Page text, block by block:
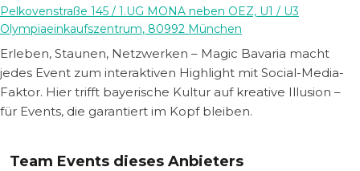
Pelkovenstraße 145 / 1.UG MONA neben OEZ, U1 / U3
Olympiaeinkaufszentrum, 80992 München
Erleben, Staunen, Netzwerken – Magic Bavaria macht
jedes Event zum interaktiven Highlight mit Social-Media-
Faktor. Hier trifft bayerische Kultur auf kreative Illusion –
für Events, die garantiert im Kopf bleiben.
Team Events dieses Anbieters